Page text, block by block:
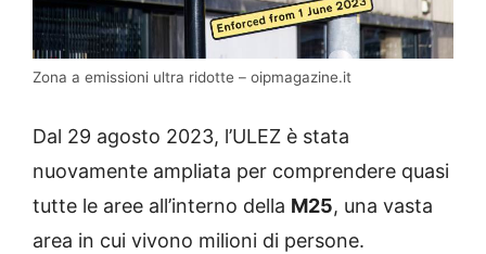
Zona a emissioni ultra ridotte – oipmagazine.it
Dal 29 agosto 2023, l’ULEZ è stata
nuovamente ampliata per comprendere quasi
tutte le aree all’interno della M25, una vasta
area in cui vivono milioni di persone.